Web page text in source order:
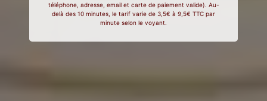
téléphone, adresse, email et carte de paiement valide). Au-
delà des 10 minutes, le tarif varie de 3,5€ à 9,5€ TTC par
minute selon le voyant.